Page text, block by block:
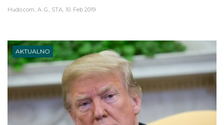
Hudo.com A. G., STA 10. Feb 2019
AKTUALNO